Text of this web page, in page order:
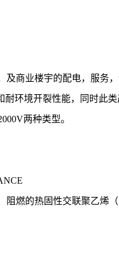
商业楼宇的配电，服务，
环境开裂性能，同时此
两种类型。
燃的热固性交联聚乙烯（